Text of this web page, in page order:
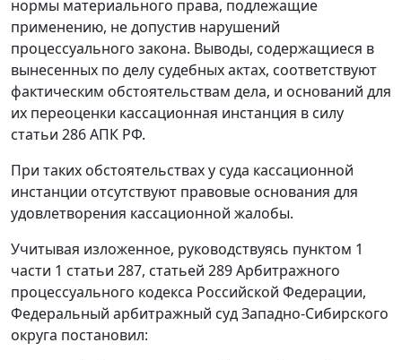
нормы материального права, подлежащие
применению, не допустив нарушений
процессуального закона. Выводы, содержащиеся в
вынесенных по делу судебных актах, соответствуют
фактическим обстоятельствам дела, и оснований для
их переоценки кассационная инстанция в силу
статьи 286АПК РФ.
При таких обстоятельствах у суда кассационной
инстанции отсутствуют правовые основания для
удовлетворения кассационной жалобы.
Учитывая изложенное, руководствуясь пунктом 1
части 1 статьи 287, статьей 289Арбитражного
процессуального кодекса Российской Федерации,
Федеральный арбитражный суд Западно-Сибирского
округа постановил: